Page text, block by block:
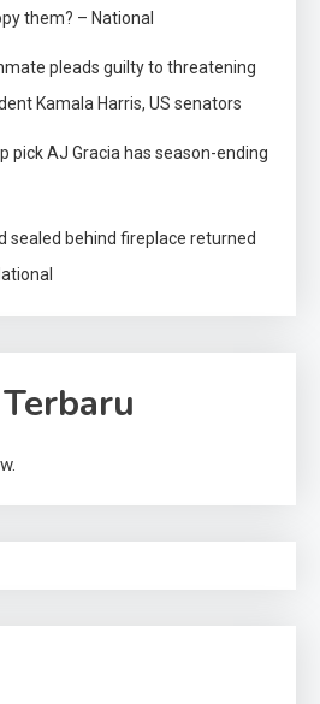
them? – National
pleads guilty to threatening
Kamala Harris, US senators
pick AJ Gracia has season-ending
sealed behind fireplace returned